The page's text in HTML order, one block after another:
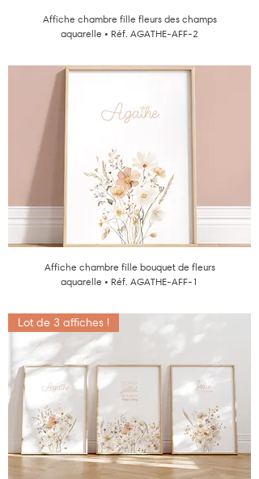
Affiche chambre fille fleurs des champs
aquarelle • Réf. AGATHE-AFF-2
Affiche chambre fille bouquet de fleurs
aquarelle • Réf. AGATHE-AFF-1
Lot de 3 affiches !